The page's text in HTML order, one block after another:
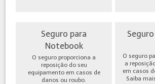
Seguro para
Notebook
O seguro proporciona a
reposição do seu
equipamento em casos de
danos ou roubo.
O seguro
a
em casos
Saiba